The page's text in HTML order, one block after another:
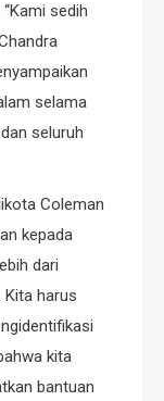
sedih
selama
seluruh
Coleman
kepada
dari
Kita harus
kita
bantuan